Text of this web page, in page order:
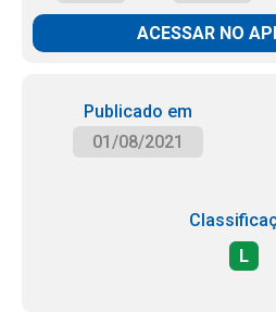
ACESSAR NO
Publicado em
01/08/2021
L